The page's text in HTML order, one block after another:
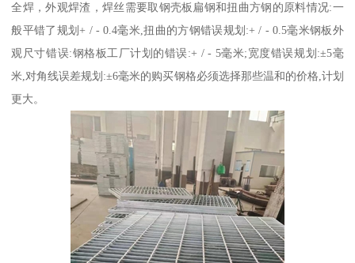
全焊，外观焊渣，焊丝需要取钢壳板扁钢和扭曲方钢的原料情况:一
般平错了规划+ / - 0.4毫米,扭曲的方钢错误规划:+ / - 0.5毫米钢板外
观尺寸错误:钢格板工厂计划的错误:+ / - 5毫米;宽度错误规划:±5毫
米,对角线误差规划:±6毫米的购买钢格必须选择那些温和的价格,计划
更大。